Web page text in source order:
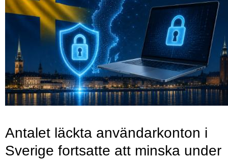
Antalet läckta användarkonton i
Sverige fortsatte att minska under